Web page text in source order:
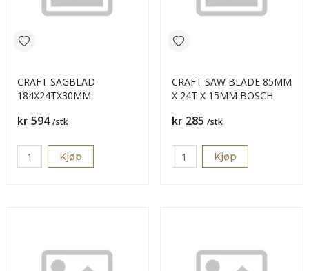
CRAFT SAGBLAD
184X24TX30MM
Pris
kr 594 /stk
Kjøp
CRAFT SAW BLADE 85MM
X 24T X 15MM BOSCH
Pris
kr 285 /stk
Kjøp